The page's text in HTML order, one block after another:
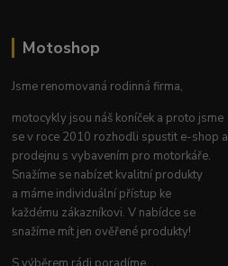
Motoshop
Jsme renomovaná rodinná firma,
motocykly jsou náš koníček a proto jsme
se v roce 2010 rozhodli spustit e-shop a
prodejnu s vybavením pro motorkáře.
Snažíme se nabízet kvalitní produkty
a máme individuální přístup ke
každému zákazníkovi. V nabídce se
snažíme mít jen ověřené produkty!